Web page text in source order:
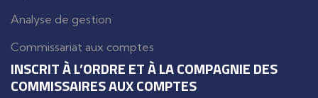
Analyse de gestion
Commissariat aux comptes
INSCRIT À L’ORDRE ET À LA COMPAGNIE DES
COMMISSAIRES AUX COMPTES